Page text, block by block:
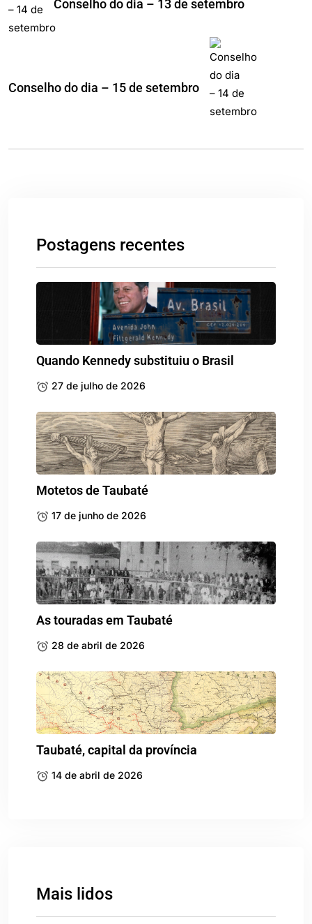
Conselho do dia – 13 de setembro
Conselho do dia – 15 de setembro
Postagens recentes
Quando Kennedy substituiu o Brasil
27 de julho de 2026
Motetos de Taubaté
17 de junho de 2026
As touradas em Taubaté
28 de abril de 2026
Taubaté, capital da província
14 de abril de 2026
Mais lidos